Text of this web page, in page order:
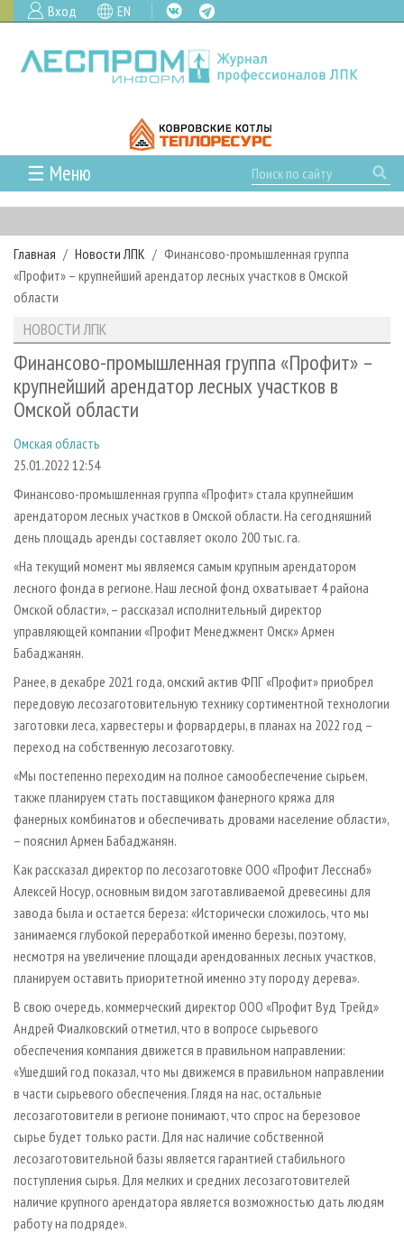
Вход EN
☰ Меню
ГЛАВНАЯ
РУБРИКИ И ТЕМЫ
РУБРИКИ ЖУРНАЛА
ЛЕСНОЕ ХОЗЯЙСТВО
ЛЕСОЗАГОТОВКА
ЛЕСОПИЛЕНИЕ
ДЕРЕВООБРАБОТКА
СУШКА ДРЕВЕСИНЫ
ПРОИЗВОДСТВО ДРЕВЕСНЫХ ПЛИТ
ДЕРЕВЯННОЕ ДОМОСТРОЕНИЕ
ПРОИЗВОДСТВО МЕБЕЛИ
БИОЭНЕРГЕТИКА
ЦБП
ИНСТРУМЕНТ И МАТЕРИАЛЫ
НОВОСТИ
КАЛЕНДАРЬ СОБЫТИЙ
НОВОСТИ ЛПК
НОВОСТИ ЖУРНАЛА
НОВОСТИ КОМПАНИЙ
ПРОЕКТЫ ЛПИ
АНАЛИТИКА
ПРЕДПРИЯТИЯ ЛПК
ЛЕСНЫЕ РЕГИОНЫ РОССИИ
ПЕРСОНЫ
МОБИЛЬНЫЕ ВЫСТАВКИ
ПРИОРИТЕТНЫЕ ИНВЕСТПРОЕКТЫ
RUSSIAN FORESTRY REVIEW
ГАЗЕТА ЛЕСПРОМФОРУМ
БИБЛИОТЕКА СПЕЦИАЛИСТА
АРХИВ
АРХИВ ЖУРНАЛОВ
СТАТЬИ
О ЖУРНАЛЕ
ПОДПИСКА
КОНТАКТЫ
РЕКЛАМОДАТЕЛЯМ
РЕКЛАМА
РЕКЛАМА НА САЙТЕ
Главная Новости ЛПК
Финансово-промышленная группа
«Профит» – крупнейший арендатор лесных участков в Омской
области
НОВОСТИ ЛПК
Финансово-промышленная группа «Профит» –
крупнейший арендатор лесных участков в
Омской области
Омская область
25.01.2022 12:54
Финансово-промышленная группа «Профит» стала крупнейшим
арендатором лесных участков в Омской области. На сегодняшний
день площадь аренды составляет около 200 тыс. га.
«На текущий момент мы являемся самым крупным арендатором
лесного фонда в регионе. Наш лесной фонд охватывает 4 района
Омской области», – рассказал исполнительный директор
управляющей компании «Профит Менеджмент Омск» Армен
Бабаджанян.
Ранее, в декабре 2021 года, омский актив ФПГ «Профит» приобрел
передовую лесозаготовительную технику сортиментной технологии
заготовки леса, харвестеры и форвардеры, в планах на 2022 год –
переход на собственную лесозаготовку.
«Мы постепенно переходим на полное самообеспечение сырьем,
также планируем стать поставщиком фанерного кряжа для
фанерных комбинатов и обеспечивать дровами население области»,
– пояснил Армен Бабаджанян.
Как рассказал директор по лесозаготовке ООО «Профит Лесснаб»
Алексей Носур, основным видом заготавливаемой древесины для
завода была и остается береза: «Исторически сложилось, что мы
занимаемся глубокой переработкой именно березы, поэтому,
несмотря на увеличение площади арендованных лесных участков,
планируем оставить приоритетной именно эту породу дерева».
В свою очередь, коммерческий директор ООО «Профит Вуд Трейд»
Андрей Фиалковский отметил, что в вопросе сырьевого
обеспечения компания движется в правильном направлении:
«Ушедший год показал, что мы движемся в правильном направлении
в части сырьевого обеспечения. Глядя на нас, остальные
лесозаготовители в регионе понимают, что спрос на березовое
сырье будет только расти. Для нас наличие собственной
лесозаготовительной базы является гарантией стабильного
поступления сырья. Для мелких и средних лесозаготовителей
наличие крупного арендатора является возможностью дать людям
работу на подряде».